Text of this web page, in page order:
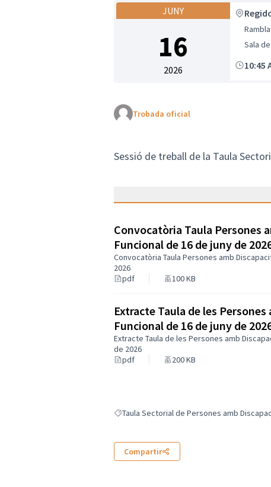
JUNY
16
2026
Sala
10:45
Trobada oficial
Sessió de treball de la Taula
Convocatòria Taula Persones
Funcional de 16 de juny de
Convocatòria Taula Persones amb
2026
pdf
100 KB
Extracte Taula de les
Funcional de 16 de juny de
Extracte Taula de les Persones amb
de 2026
pdf
200 KB
Resultats en filtrar per: Taula Sectorial de
Taula Sectorial de Persones amb
Compartir